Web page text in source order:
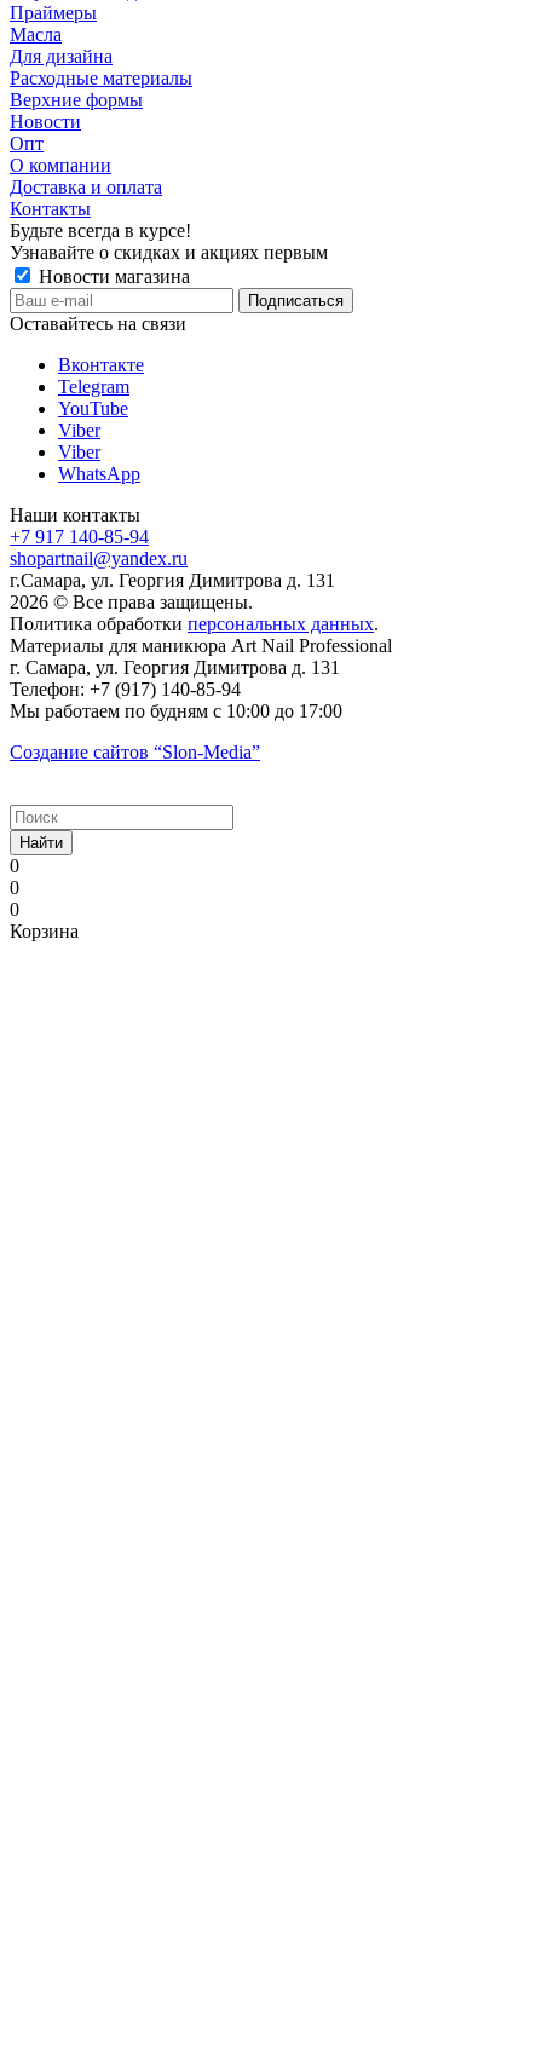
Праймеры
Масла
Для дизайна
Расходные материалы
Верхние формы
Новости
Опт
О компании
Доставка и оплата
Контакты
Будьте всегда в курсе!
Узнавайте о скидках и акциях первым
Новости магазина
Оставайтесь на связи
Вконтакте
Telegram
YouTube
Viber
Viber
WhatsApp
Наши контакты
+7 917 140-85-94
shopartnail@yandex.ru
г.Самара, ул. Георгия Димитрова д. 131
2026 © Все права защищены.
Политика обработки персональных данных.
Материалы для маникюра Art Nail Professional
г. Самара, ул. Георгия Димитрова д. 131
Телефон: +7 (917) 140-85-94
Мы работаем по будням с 10:00 до 17:00
Создание сайтов “Slon-Media”
Найти
0
0
0
Корзина